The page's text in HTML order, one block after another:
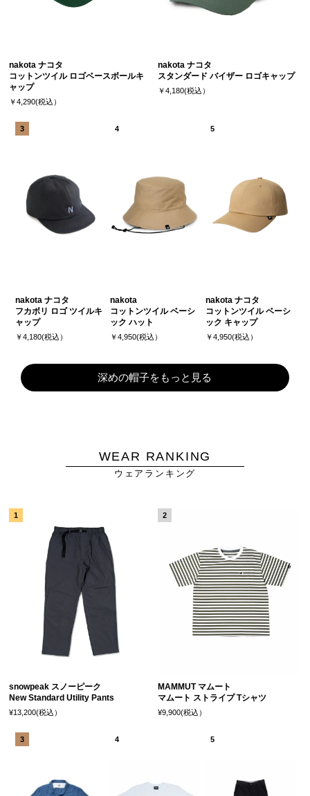
nakota ナコタ
コットンツイル ロゴベースボールキ
ャップ
￥4,290(税込）
nakota ナコタ
スタンダード バイザー ロゴキャップ
￥4,180(税込）
nakota ナコタ
フカボリ ロゴ ツイルキ
ャップ
￥4,180(税込）
nakota
コットンツイル ベーシ
ック ハット
￥4,950(税込）
nakota ナコタ
コットンツイル ベーシ
ック キャップ
￥4,950(税込）
深めの帽子をもっと見る
WEAR RANKING
ウェアランキング
snowpeak スノーピーク
New Standard Utility Pants
¥13,200(税込）
MAMMUT マムート
マムート ストライプ Tシャツ
¥9,900(税込）